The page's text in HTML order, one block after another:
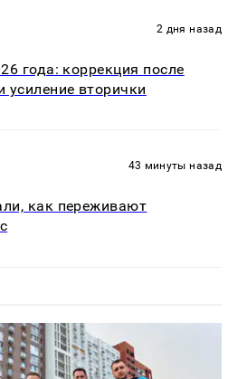
2 дня назад
года: коррекция после
усиление вторички
43 минуты назад
как переживают